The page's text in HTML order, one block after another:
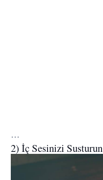
…
2) İç Sesinizi Susturun